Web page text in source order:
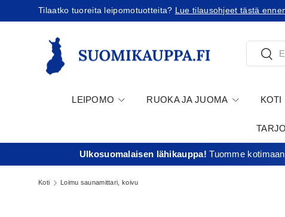
Jatka sisältöön
leipomotuotteita?Lue tilausohjeet tästä ennen tilausta!
Etsi
LEIPOMO RUOKA JA JUOMA KOTI
Ulkosuomalaisen lähikauppa!Tuomme
Koti Loimu saunamittari, koivu